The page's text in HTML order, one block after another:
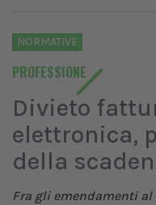
NORMATIVE
PROFESSIONE
Divieto
elettronica,
della
Fra gli emendamenti al